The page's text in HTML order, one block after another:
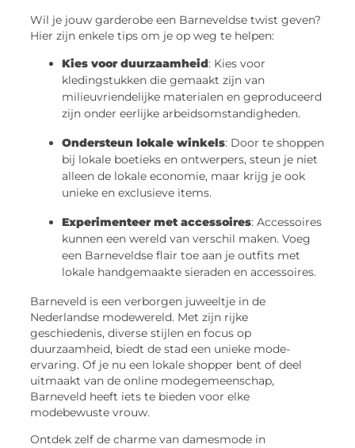
Wil je jouw garderobe een Barneveldse twist geven?
Hier zijn enkele tips om je op weg te helpen:
Kies voor duurzaamheid: Kies voor
kledingstukken die gemaakt zijn van
milieuvriendelijke materialen en geproduceerd
zijn onder eerlijke arbeidsomstandigheden.
Ondersteun lokale winkels: Door te shoppen
bij lokale boetieks en ontwerpers, steun je niet
alleen de lokale economie, maar krijg je ook
unieke en exclusieve items.
Experimenteer met accessoires: Accessoires
kunnen een wereld van verschil maken. Voeg
een Barneveldse flair toe aan je outfits met
lokale handgemaakte sieraden en accessoires.
Barneveld is een verborgen juweeltje in de
Nederlandse modewereld. Met zijn rijke
geschiedenis, diverse stijlen en focus op
duurzaamheid, biedt de stad een unieke mode-
ervaring. Of je nu een lokale shopper bent of deel
uitmaakt van de online modegemeenschap,
Barneveld heeft iets te bieden voor elke
modebewuste vrouw.
Ontdek zelf de charme van damesmode in